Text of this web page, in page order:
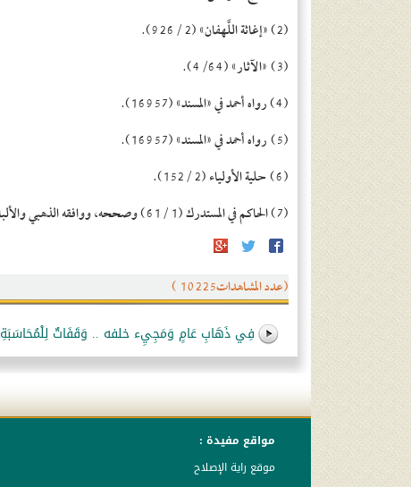
(2) «إغاثة اللَّهفان» (2 /926).
(3) «الآثار» (4/64).
(4) رواه أحمد في «المسند» (16957).
(5) رواه أحمد في «المسند» (16957).
(6) حلية الأولياء (2 /152).
(7) الحاكم في المستدرك (1 /61) وصححه، ووافقه الذهبي والألباني.
(عدد المشاهدات10225 )
فِي ذَهَابِ عَامٍ وَمَجِيِء خلفه .. وَقَفَاتٌ لِلْمُحَاسَبَةِ
مواقع مفيدة :
موقع راية الإصلاح